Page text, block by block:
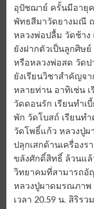
อุปัชฌาย์ ครั้นมีอายุ
พัทธสีมาวัดยางมณี
หลวงพ่อปลื้ม วัดช้าง
ยังฝากตัวเป็นลูกศิษ
หรือหลวงพ่อสด วัด
ยังเรียนวิชาสำคัญจ
หลายท่าน อาทิเช่น
วัดดอนรัก เรียนทำเ
พัก วัดโบสถ์ เรียนท
วัดโพธิ์แก้ว หลวงปู่ผ
ปลุกเสกด้านเครื่องร
ขลังศักดิ์สิทธิ์ ล้วนแ
วิทยาคมที่สามารถอั
หลวงปู่ผาดมรณภาพ
เวลา 20.59 น. สิริร